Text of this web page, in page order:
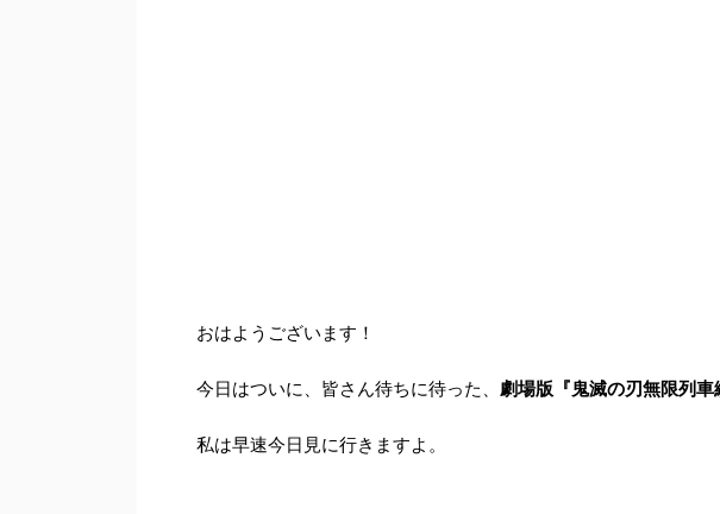
おはようございます！
今日はついに、皆さん待ちに待った、 劇場版『鬼滅の刃無限列車
私は早速今日見に行きますよ。